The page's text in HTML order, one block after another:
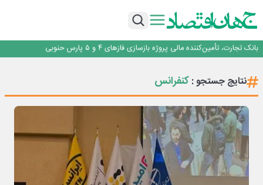
برگزاری آیین نکوداشت فعالان مواکب مرز شلمچه توسط شهرداری منطقه یک
منطقه‌ای
بانک تجارت، تأمین‌کننده مالی پروژه بازسازی فازهای ۴ و ۵ پارس حنوبی
برنده این رقابت داستان‌نویسی، انسان نبود!
برگزاری آیین نکوداشت فعالان مواکب مرز شلمچه توسط شهرداری منطقه یک
منطقه‌ای
نتایج جستجو :کنفرانس